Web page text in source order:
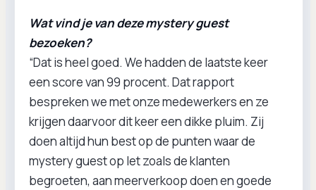
Wat vind je van deze mystery guest
bezoeken?
“Dat is heel goed. We hadden de laatste keer
een score van 99 procent. Dat rapport
bespreken we met onze medewerkers en ze
krijgen daarvoor dit keer een dikke pluim. Zij
doen altijd hun best op de punten waar de
mystery guest op let zoals de klanten
begroeten, aan meerverkoop doen en goede